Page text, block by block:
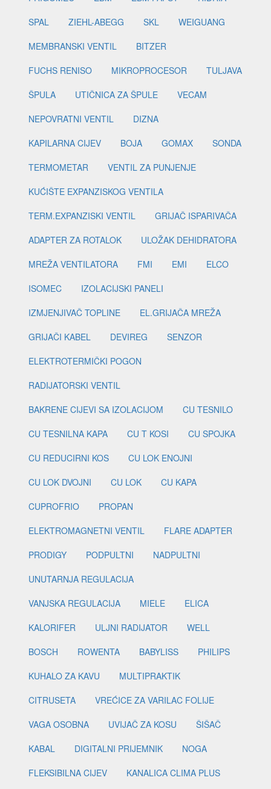
SPAL
ZIEHL-ABEGG SKL
WEIGUANG
MEMBRANSKI VENTIL
BITZER
FUCHS RENISO
MIKROPROCESOR
TULJAVA
ŠPULA
UTIČNICA ZA ŠPULE
VECAM
NEPOVRATNI VENTIL
DIZNA
KAPILARNA CIJEV
BOJA GOMAX
SONDA
TERMOMETAR
VENTIL ZA PUNJENJE
KUĆIŠTE EXPANZISKOG VENTILA
TERM.EXPANZISKI VENTIL
GRIJAČ ISPARIVAČA
ADAPTER ZA ROTALOK
ULOŽAK DEHIDRATORA
MREŽA VENTILATORA
FMI EMI
ELCO
ISOMEC
IZOLACIJSKI PANELI
IZMJENJIVAČ TOPLINE
EL.GRIJAČA MREŽA
GRIJAČI KABEL
DEVIREG
SENZOR
ELEKTROTERMIČKI POGON
RADIJATORSKI VENTIL
BAKRENE CIJEVI SA IZOLACIJOM
CU TESNILO
CU TESNILNA KAPA
CU T KOSI
CU SPOJKA
CU REDUCIRNI KOS
CU LOK ENOJNI
CU LOK DVOJNI
CU LOK
CU KAPA
CUPROFRIO
PROPAN
ELEKTROMAGNETNI VENTIL
FLARE ADAPTER
PRODIGY
PODPULTNI
NADPULTNI
UNUTARNJA REGULACIJA
VANJSKA REGULACIJA
MIELE
ELICA
KALORIFER
ULJNI RADIJATOR
WELL
BOSCH
ROWENTA BABYLISS
PHILIPS
KUHALO ZA KAVU
MULTIPRAKTIK
CITRUSETA
VREĆICE ZA VARILAC FOLIJE
VAGA OSOBNA
UVIJAČ ZA KOSU
ŠIŠAČ
KABAL
DIGITALNI PRIJEMNIK
NOGA
FLEKSIBILNA CIJEV
KANALICA CLIMA PLUS